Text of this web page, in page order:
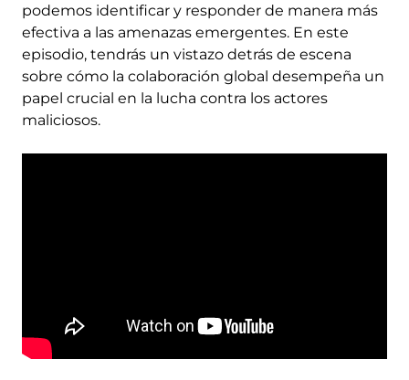
podemos identificar y responder de manera más
efectiva a las amenazas emergentes. En este
episodio, tendrás un vistazo detrás de escena
sobre cómo la colaboración global desempeña un
papel crucial en la lucha contra los actores
maliciosos.